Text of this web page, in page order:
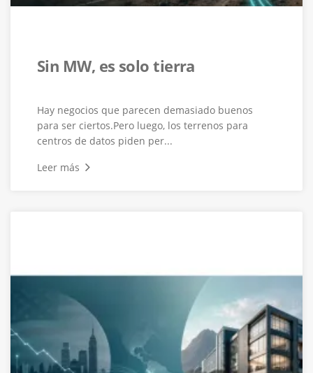
Sin MW, es solo tierra
Hay negocios que parecen demasiado buenos
para ser ciertos.Pero luego, los terrenos para
centros de datos piden per...
Leer más